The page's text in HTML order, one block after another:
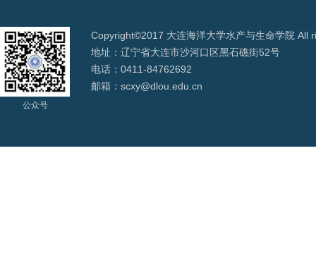
公众号
Copyright©2017 大连海洋大学水产与生命学院 All
地址：辽宁省大连市沙河口区黑石礁街52号
电话：0411-84762692
邮箱：scxy@dlou.edu.cn